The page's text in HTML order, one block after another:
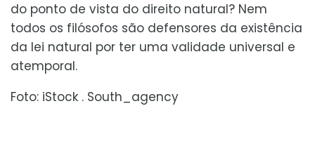
do ponto de vista do direito natural? Nem
todos os filósofos são defensores da existência
da lei natural por ter uma validade universal e
atemporal.
Foto: iStock . South_agency